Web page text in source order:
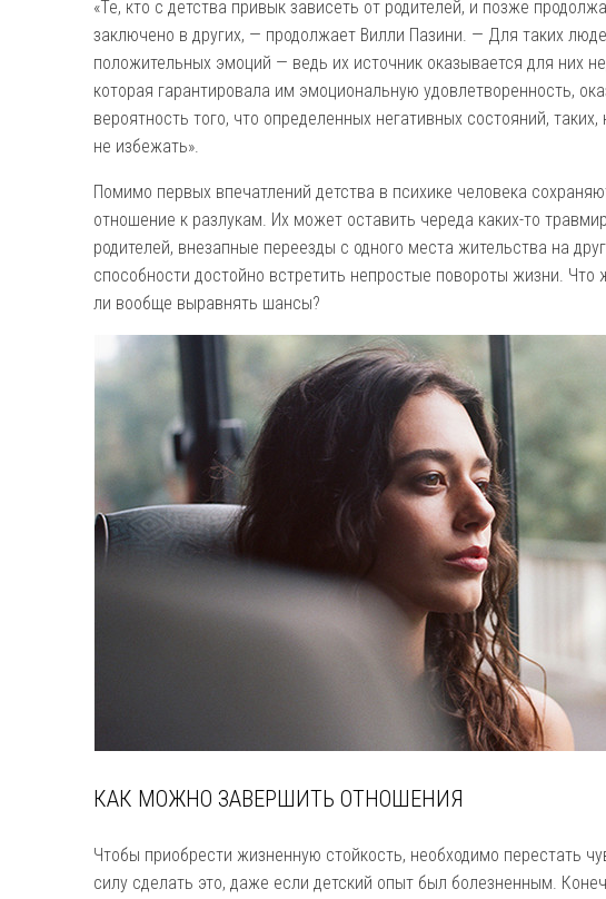
«Те, кто с детства привык зависеть от родителей, и позже
заключено в других, — продолжает Вилли Пазини. — Для таких
положительных эмоций — ведь их источник оказывается для них
которая гарантировала им эмоциональную удовлетворенность,
вероятность того, что определенных негативных состояний,
не избежать».
Помимо первых впечатлений детства в психике человека
отношение к разлукам. Их может оставить череда каких-то
родителей, внезапные переезды с одного места жительства на
способности достойно встретить непростые повороты жизни.
ли вообще выравнять шансы?
КАК МОЖНО ЗАВЕРШИТЬ ОТНОШЕНИЯ
Чтобы приобрести жизненную стойкость, необходимо перестать
силу сделать это, даже если детский опыт был болезненным.